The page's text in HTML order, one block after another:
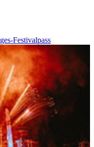
Festivalpass